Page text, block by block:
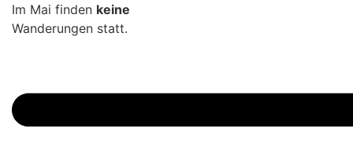
Zum
Inhalt
Im Mai finden keine
Wanderungen statt.